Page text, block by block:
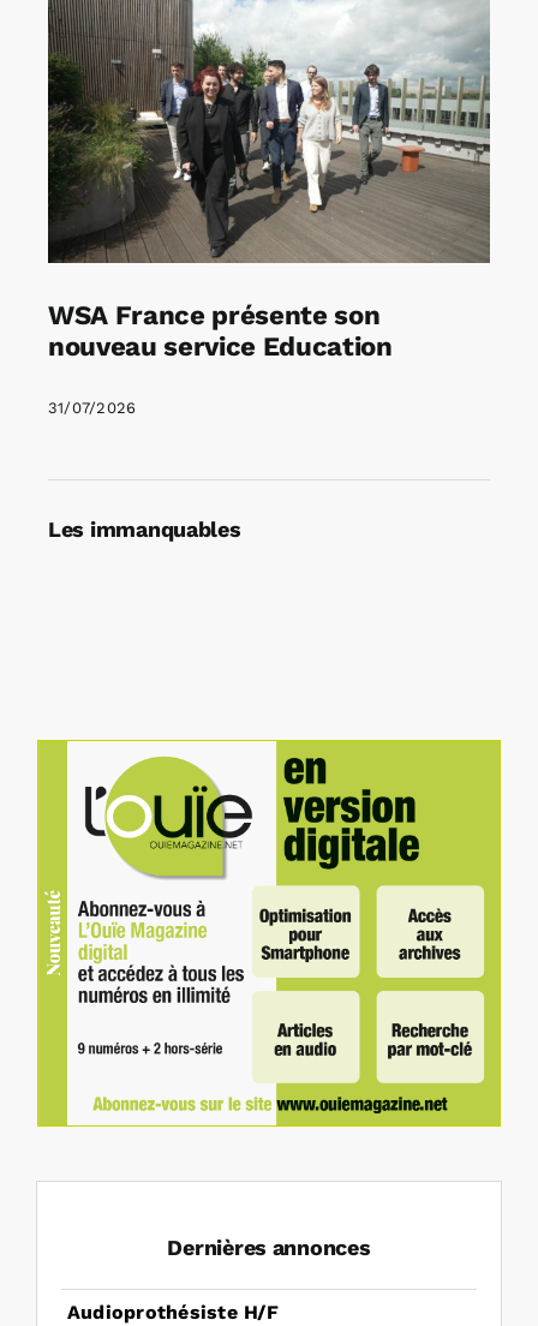
WSA France présente son
nouveau service Education
31/07/2026
Les immanquables
Dernières annonces
Audioprothésiste H/F